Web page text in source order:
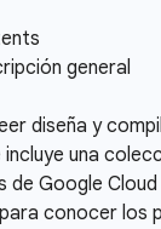
diseña y
una
de Google
conocer los